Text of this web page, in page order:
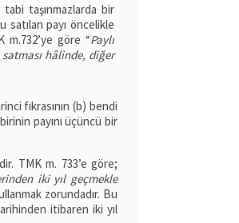
tabi taşınmazlarda bir
satılan payı öncelikle
m.732’ye göre “Paylı
hâlinde, diğer
fıkrasının (b) bendi
payını üçüncü bir
TMK m. 733’e göre;
iki yıl geçmekle
zorundadır. Bu
itibaren iki yıl